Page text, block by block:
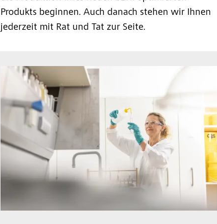
Produkts beginnen. Auch danach stehen wir Ihnen
jederzeit mit Rat und Tat zur Seite.